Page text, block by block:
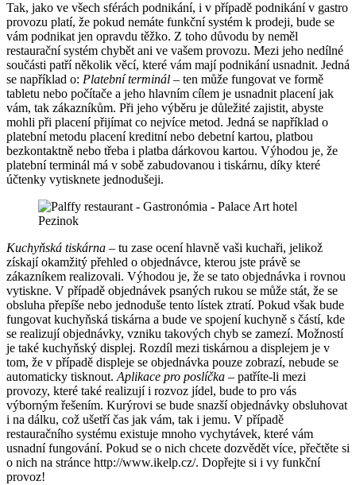
Tak, jako ve všech sférách podnikání, i v případě podnikání v gastro
provozu platí, že pokud nemáte funkční systém k prodeji, bude se
vám podnikat jen opravdu těžko. Z toho důvodu by neměl
restaurační systém chybět ani ve vašem provozu. Mezi jeho nedílné
součásti patří několik věcí, které vám mají podnikání usnadnit. Jedná
se například o: Platební terminál – ten může fungovat ve formě
tabletu nebo počítače a jeho hlavním cílem je usnadnit placení jak
vám, tak zákazníkům. Při jeho výběru je důležité zajistit, abyste
mohli při placení přijímat co nejvíce metod. Jedná se například o
platební metodu placení kreditní nebo debetní kartou, platbou
bezkontaktně nebo třeba i platba dárkovou kartou. Výhodou je, že
platební terminál má v sobě zabudovanou i tiskárnu, díky které
účtenky vytisknete jednodušeji.
Kuchyňská tiskárna – tu zase ocení hlavně vaši kuchaři, jelikož
získají okamžitý přehled o objednávce, kterou jste právě se
zákazníkem realizovali. Výhodou je, že se tato objednávka i rovnou
vytiskne. V případě objednávek psaných rukou se může stát, že se
obsluha přepíše nebo jednoduše tento lístek ztratí. Pokud však bude
fungovat kuchyňská tiskárna a bude ve spojení kuchyně s částí, kde
se realizují objednávky, vzniku takových chyb se zamezí. Možností
je také kuchyňský displej. Rozdíl mezi tiskárnou a displejem je v
tom, že v případě displeje se objednávka pouze zobrazí, nebude se
automaticky tisknout. Aplikace pro poslíčka – patříte-li mezi
provozy, které také realizují i ​​rozvoz jídel, bude to pro vás
výborným řešením. Kurýrovi se bude snazší objednávky obsluhovat
i na dálku, což ušetří čas jak vám, tak i jemu. V případě
restauračního systému existuje mnoho vychytávek, které vám
usnadní fungování. Pokud se o nich chcete dozvědět více, přečtěte si
o nich na stránce http://www.ikelp.cz/. Dopřejte si i vy funkční
provoz!